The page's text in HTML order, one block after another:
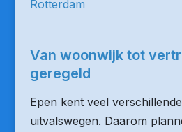
Rotterdam
Van woonwijk tot
geregeld
Epen kent veel
uitvalswegen. Daarom